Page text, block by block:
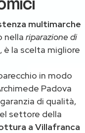
multimarche
nella riparazione di
, è la scelta migliore
in modo
Padova
di qualità,
settore della
a Villafranca